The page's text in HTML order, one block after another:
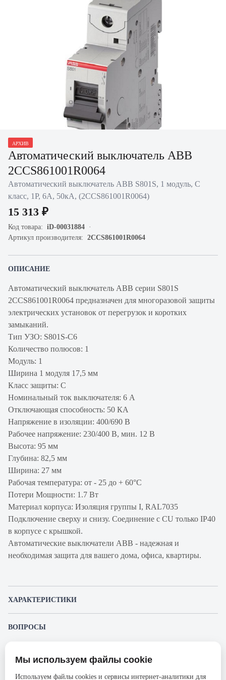
АРХИВ
Автоматический выключатель ABB
2CCS861001R0064
Автоматический выключатель ABB S801S, 1 модуль, C
класс, 1P, 6А, 50кА, (2CCS861001R0064)
15 313 ₽
Код товара: iD-00031884
Артикул производителя: 2CCS861001R0064
ОПИСАНИЕ
Автоматический выключатель ABB серии S801S
2CCS861001R0064 предназначен для многоразовой защиты
электрических установок от перегрузок и коротких
замыканий.
Тип УЗО: S801S-C6
Количество полюсов: 1
Модуль: 1
Ширина 1 модуля 17,5 мм
Класс защиты: C
Номинальный ток выключателя: 6 А
Отключающая способность: 50 КА
Напряжение в изоляции: 400/690 В
Рабочее напряжение: 230/400 В, мин. 12 В
Высота: 95 мм
Глубина: 82,5 мм
Ширина: 27 мм
Рабочая температура: от - 25 до + 60°С
Потери Мощности: 1.7 Вт
Материал корпуса: Изоляция группы I, RAL7035
Подключение сверху и снизу. Соединение с CU только IP40
в корпусе с крышкой.
Автоматические выключатели ABB - надежная и
необходимая защита для вашего дома, офиса, квартиры.
ХАРАКТЕРИСТИКИ
Производитель
ВОПРОСЫ
Представленные изображения и характеристики могут отличаться от реального
Мы используем файлы cookie
Используем файлы cookies и сервисы интернет-аналитики для